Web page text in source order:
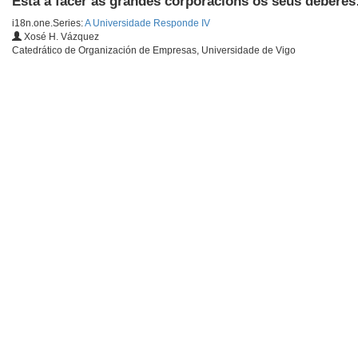
i18n.one.Series:A Universidade Responde IV
Xosé H. Vázquez
Catedrático de Organización de Empresas, Universidade de Vigo